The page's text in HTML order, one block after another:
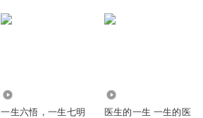
一生六悟，一生七明
医生的一生 一生的医